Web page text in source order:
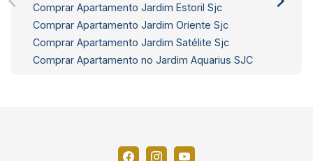
Comprar Apartamento Jardim Estoril Sjc
Comprar Apartamento Jardim Oriente Sjc
Comprar Apartamento Jardim Satélite Sjc
Comprar Apartamento no Jardim Aquarius SJC